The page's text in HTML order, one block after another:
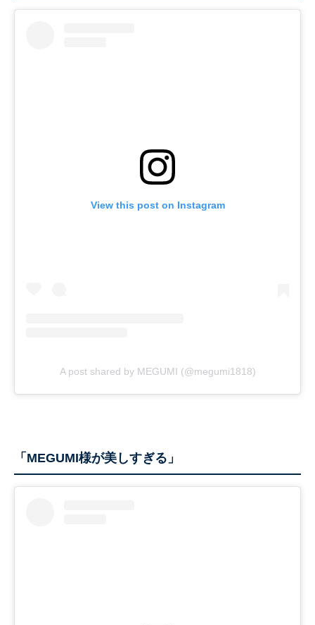
View this post on Instagram
A post shared by MEGUMI (@megumi1818)
「MEGUMI様が美しすぎる」